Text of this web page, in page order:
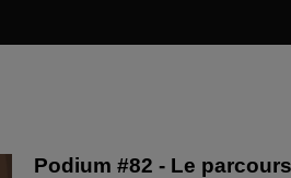
Podium #82 - Le